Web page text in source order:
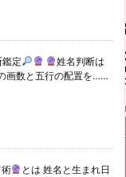
定
姓名判断は
画数と五行の配置を……
とは 姓名と生まれ日